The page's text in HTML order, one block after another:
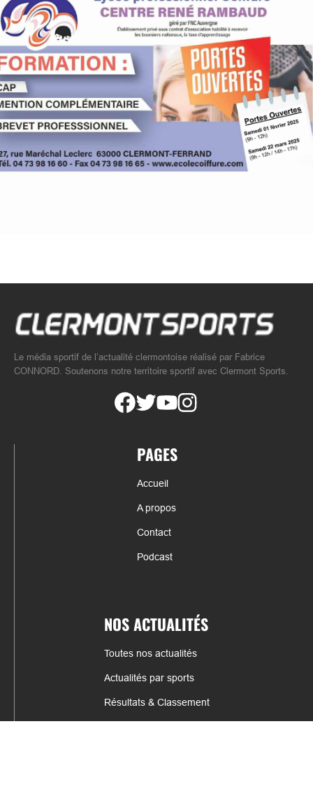
Le média sportif de l’actualité clermontoise réalisé par Fabrice
CONNORD. Soutenons notre territoire sportif avec Clermont Sports.
PAGES
Accueil
A propos
Contact
Podcast
NOS ACTUALITÉS
Toutes nos actualités
Actualités par sports
Résultats & Classement